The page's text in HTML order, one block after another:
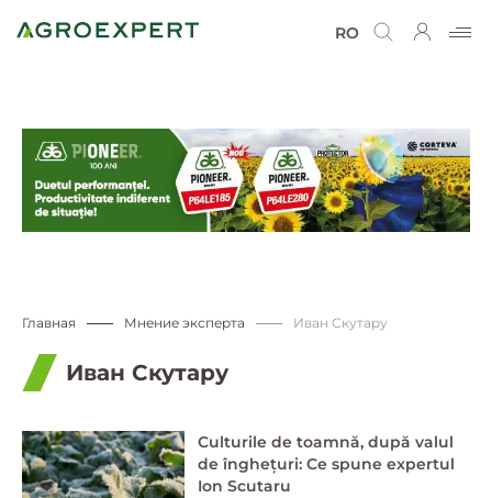
RO
Главная Мнение эксперта Иван Скутару
Иван Скутару
Culturile de toamnă, după valul
de înghețuri: Ce spune expertul
Ion Scutaru